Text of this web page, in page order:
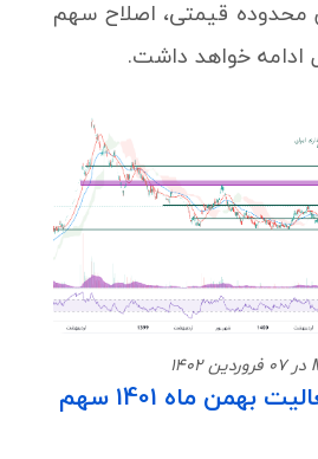
قیمتی، اصلاح سهم
تحلیل گزارش فعالیت بهمن ماه 1401 سهم